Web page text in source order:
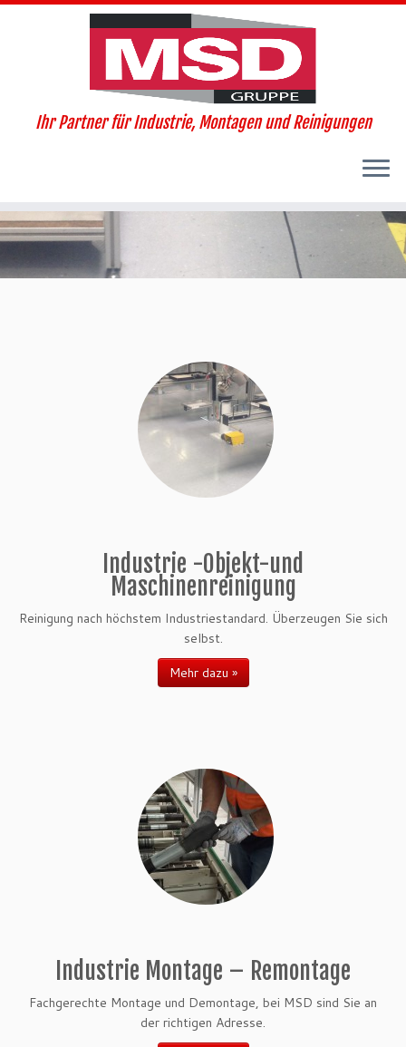
Zum
Inhalt
springen
Ihr Partner für Industrie, Montagen und Reinigungen
Industrie -Objekt-und
Maschinenreinigung
Reinigung nach höchstem Industriestandard. Überzeugen Sie sich
selbst.
Mehr dazu »
Industrie Montage – Remontage
Fachgerechte Montage und Demontage, bei MSD sind Sie an
der richtigen Adresse.